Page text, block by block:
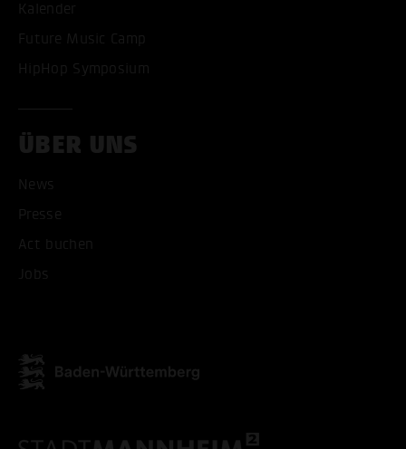
Kalender
Future Music Camp
HipHop Symposium
ÜBER UNS
News
Presse
Act buchen
Jobs